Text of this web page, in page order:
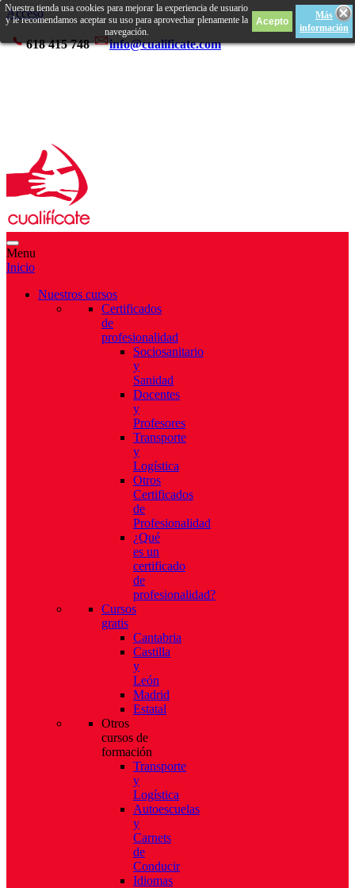
Acceso
618 415 748 info@cualificate.com
Nuestra tienda usa cookies para mejorar la experiencia de usuario
y le recomendamos aceptar su uso para aprovechar plenamente la
navegación.
Más
información
Menu
Inicio
Nuestros cursos
Certificados
de
profesionalidad
Sociosanitario
y
Sanidad
Docentes
y
Profesores
Transporte
y
Logística
Otros
Certificados
de
Profesionalidad
¿Qué
es un
certificado
de
profesionalidad?
Cursos
gratis
Cantabria
Castilla
y
León
Madrid
Estatal
Otros
cursos de
formación
Transporte
y
Logística
Autoescuelas
y
Carnets
de
Conducir
Idiomas